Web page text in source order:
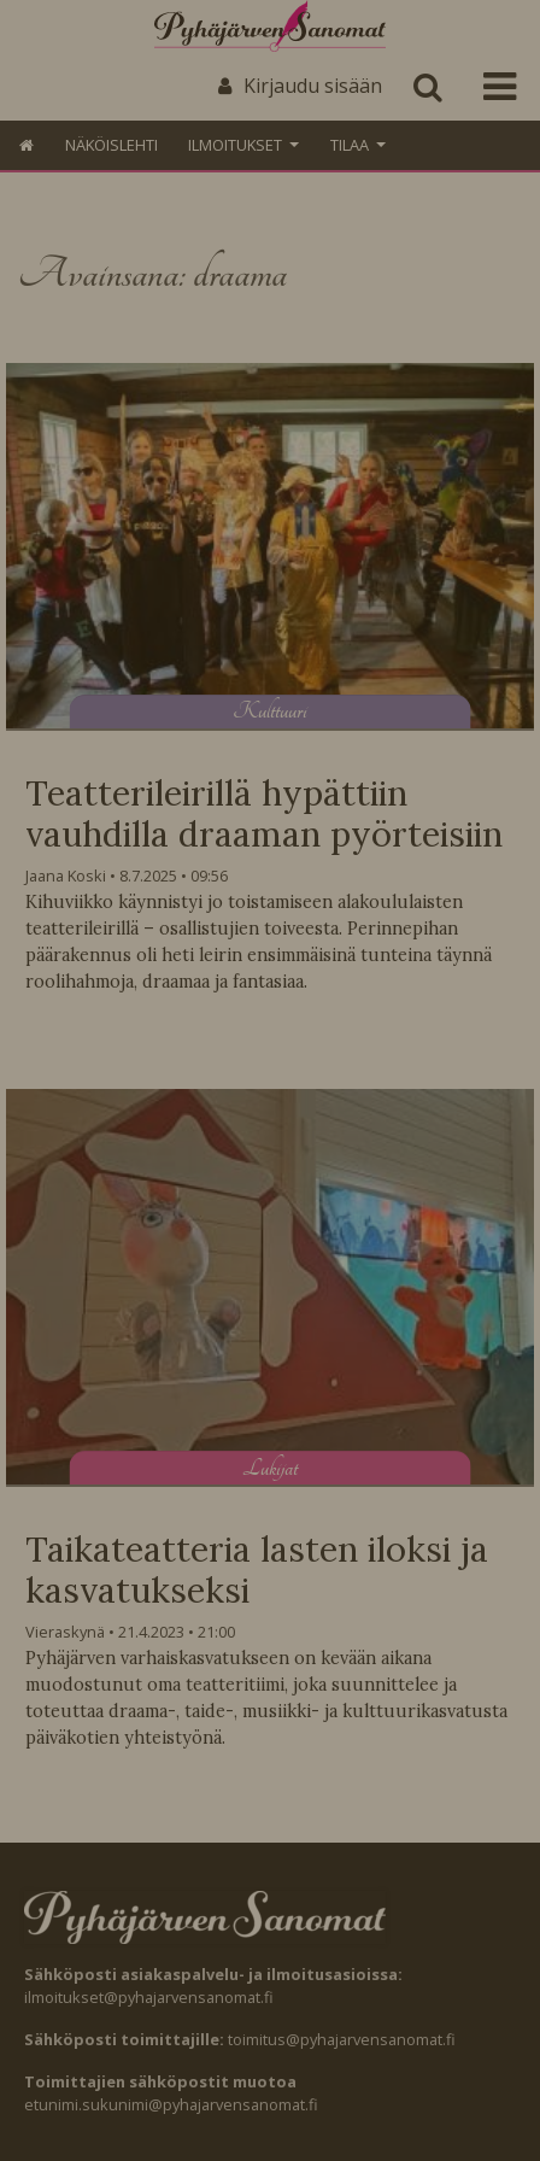
Kirjaudu sisään
NÄKÖISLEHTI ILMOITUKSET TILAA
Avainsana: draama
Kulttuuri
Teatterileirillä hypättiin
vauhdilla draaman pyörteisiin
Jaana Koski 8.7.2025
09:56
Kihuviikko käynnistyi jo toistamiseen alakoululaisten
teatterileirillä – osallistujien toiveesta. Perinnepihan
päärakennus oli heti leirin ensimmäisinä tunteina täynnä
roolihahmoja, draamaa ja fantasiaa.
Lukijat
Taikateatteria lasten iloksi ja
kasvatukseksi
Vieraskynä 21.4.2023
21:00
Pyhäjärven varhaiskasvatukseen on kevään aikana
muodostunut oma teatteritiimi, joka suunnittelee ja
toteuttaa draama-, taide-, musiikki- ja kulttuurikasvatusta
päiväkotien yhteistyönä.
Sähköposti asiakaspalvelu- ja ilmoitusasioissa:
ilmoitukset@pyhajarvensanomat.fi
Sähköposti toimittajille: toimitus@pyhajarvensanomat.fi
Toimittajien sähköpostit muotoa
etunimi.sukunimi@pyhajarvensanomat.fi